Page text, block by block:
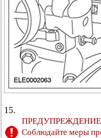
15.
ПРЕДУПРЕЖДЕНИЕ:
Соблюдайте меры